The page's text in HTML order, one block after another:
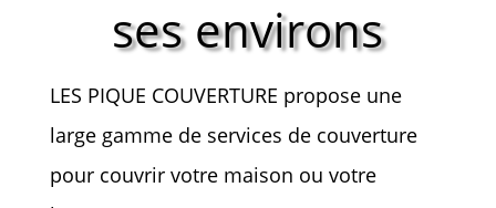
ses environs
LES PIQUE COUVERTURE propose une
large gamme de services de couverture
pour couvrir votre maison ou votre